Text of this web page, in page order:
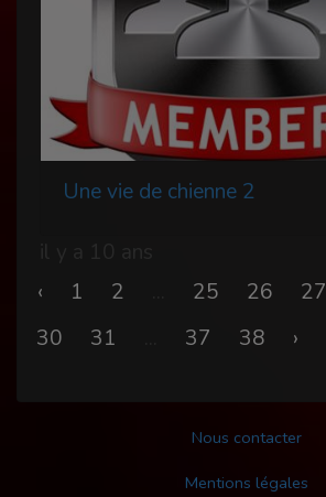
Une vie de chienne 2
‹
1 2 25 26 27
30
31 37 38 ›
Nous contacter
Mentions légales